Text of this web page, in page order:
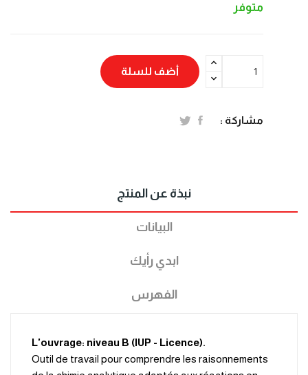
متوفر
أضف للسلة
مشاركة :
نبذة عن المنتج
البيانات
ابدي رأيك
الفهرس
.L'ouvrage: niveau B (IUP - Licence)
Outil de travail pour comprendre les raisonnements